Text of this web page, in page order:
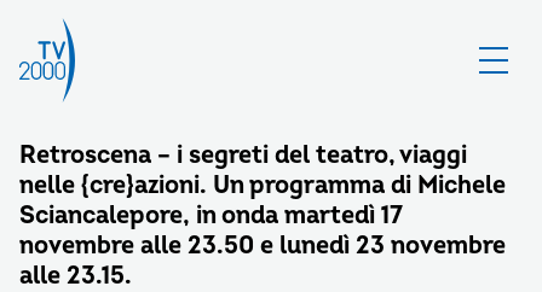
Retroscena – i segreti del teatro, viaggi
nelle {cre}azioni. Un programma di Michele
Sciancalepore, in onda martedì 17
novembre alle 23.50 e lunedì 23 novembre
alle 23.15.